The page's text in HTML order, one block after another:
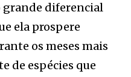
grande diferencial
ela prospere
os meses mais
de espécies que